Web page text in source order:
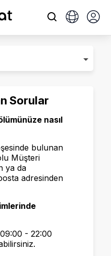
Sorular
nasıl
bulunan
Müşteri
ya da
adresinden
- 22:00